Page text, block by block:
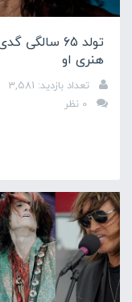
هنری او
تعداد بازدید: 3,581